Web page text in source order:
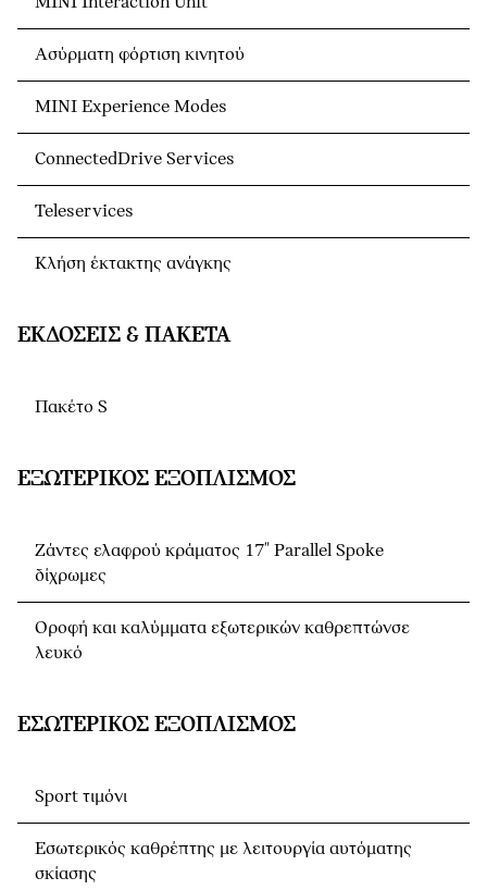
Ασύρματη φόρτιση κινητού
MINI Experience Modes
ConnectedDrive Services
Teleservices
Κλήση έκτακτης ανάγκης
ΕΚΔΌΣΕΙΣ & ΠΑΚΈΤΑ
Πακέτο S
ΕΞΩΤΕΡΙΚΌΣ ΕΞΟΠΛΙΣΜΌΣ
Ζάντες ελαφρού κράματος 17" Parallel Spoke
δίχρωμες
Οροφή και καλύμματα εξωτερικών καθρεπτώνσε
λευκό
ΕΣΩΤΕΡΙΚΌΣ ΕΞΟΠΛΙΣΜΌΣ
Sport τιμόνι
Εσωτερικός καθρέπτης με λειτουργία αυτόματης
σκίασης